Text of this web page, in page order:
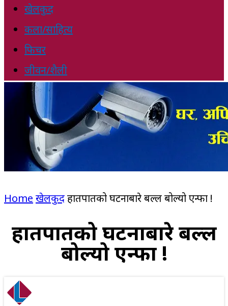
खेलकुद
कला/साहित्य
फिचर
जीवन/शैली
Home खेलकुदहातपातको घटनाबारे बल्ल बोल्यो एन्फा !
हातपातको घटनाबारे बल्ल
बोल्यो एन्फा !